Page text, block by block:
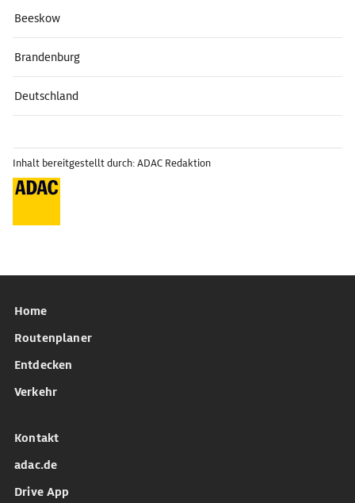
Beeskow
Brandenburg
Deutschland
Inhalt bereitgestellt durch: ADAC Redaktion
Home
Routenplaner
Entdecken
Verkehr
Kontakt
adac.de
Drive App